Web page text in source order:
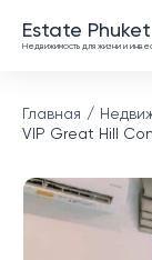
Estate Phuket
Недвижимость для жизни и
Главная
VIP Great Hill